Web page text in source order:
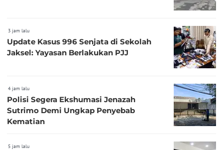
3 jam lalu
Update Kasus 996 Senjata di Sekolah
Jaksel: Yayasan Berlakukan PJJ
4 jam lalu
Polisi Segera Ekshumasi Jenazah
Sutrimo Demi Ungkap Penyebab
Kematian
5 jam lalu